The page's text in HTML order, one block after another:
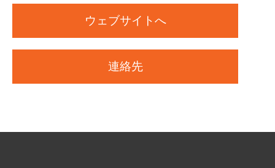
ウェブサイトへ
連絡先